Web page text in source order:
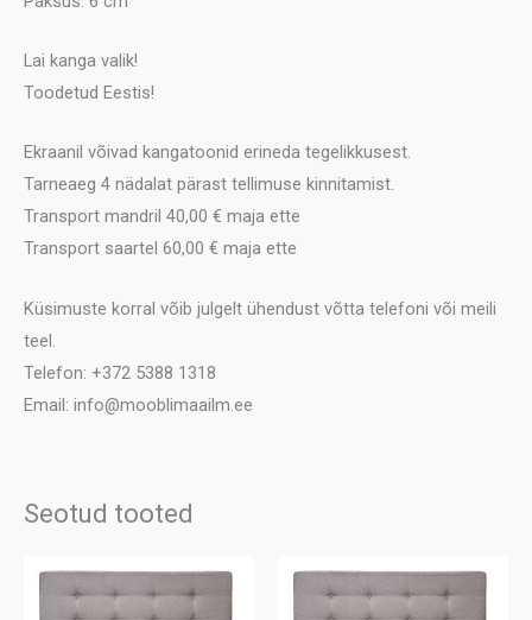
Lai kanga valik!
Toodetud Eestis!
Ekraanil võivad kangatoonid erineda tegelikkusest.
Tarneaeg 4 nädalat pärast tellimuse kinnitamist.
Transport mandril 40,00 € maja ette
Transport saartel 60,00 € maja ette
Küsimuste korral võib julgelt ühendust võtta telefoni või meili
teel.
Telefon: +372 5388 1318
Email: info@mooblimaailm.ee
Seotud tooted